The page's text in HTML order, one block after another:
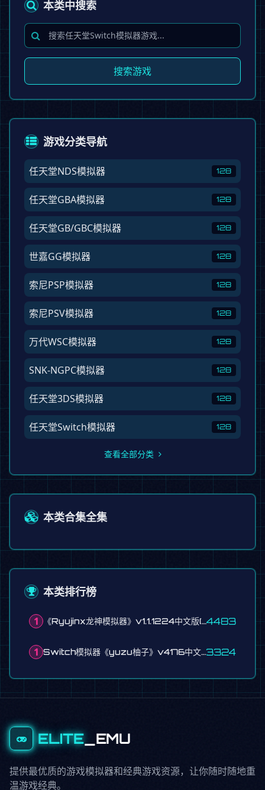
设置为你存放游戏本体文件的目录即可，这样以后打开模拟器
以点击菜单里【文件】—
本类中搜索
搜索游戏
游戏分类导航
任天堂NDS模拟器 128
任天堂GBA模拟器 128
任天堂GB/GBC模拟器 128
世嘉GG模拟器 128
索尼PSP模拟器 128
索尼PSV模拟器 128
万代WSC模拟器 128
SNK-NGPC模拟器 128
任天堂3DS模拟器 128
任天堂Switch模拟器 128
查看全部分类
本类合集全集
本类排行榜
1 《Ryujinx龙神模拟器》v1.1.1224中文版(含密钥keys17.0.1)4483
1 Switch模拟器《yuzu柚子》v4176中文最终版3324
ELITE _EMU
提供最优质的游戏模拟器和经典游戏资源，让你随时随地重
温游戏经典。